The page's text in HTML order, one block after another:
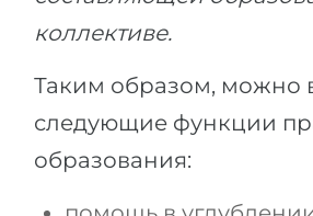
коллективе.
Таким образом, можно
следующие функции
образования: